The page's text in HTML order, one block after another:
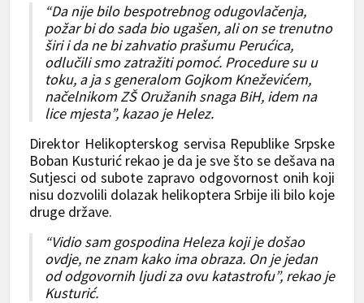
“Da nije bilo bespotrebnog odugovlačenja,
požar bi do sada bio ugašen, ali on se trenutno
širi i da ne bi zahvatio prašumu Perućica,
odlučili smo zatražiti pomoć. Procedure su u
toku, a ja s generalom Gojkom Kneževićem,
načelnikom ZŠ Oružanih snaga BiH, idem na
lice mjesta”, kazao je Helez.
Direktor Helikopterskog servisa Republike Srpske
Boban Kusturić rekao je da je sve što se dešava na
Sutjesci od subote zapravo odgovornost onih koji
nisu dozvolili dolazak helikoptera Srbije ili bilo koje
druge države.
“Vidio sam gospodina Heleza koji je došao
ovdje, ne znam kako ima obraza. On je jedan
od odgovornih ljudi za ovu katastrofu”, rekao je
Kusturić.